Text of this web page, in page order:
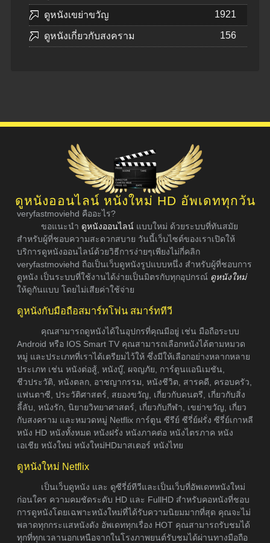
ดูหนังเขย่าขวัญ 1921
ดูหนังเกี่ยวกับสงคราม 156
ดูหนังออนไลน์ หนังใหม่ HD อัพเดททุกวัน
veryfastmoviehd คืออะไร?
ขอแนะนำ ดูหนังออนไลน์ แบบใหม่ ด้วยระบบที่ทันสมัย
สำหรับผู้ที่ชอบความสะดวกสบาย วันนี้เว็บไซต์ของเราเปิดให้
บริการดูหนังออนไลน์ด้วยวิธีการง่ายๆเพียงไม่กี่คลิก
veryfastmoviehd ถือเป็นเว็บดูหนังรูปแบบหนึ่ง สำหรับผู้ที่ชอบการ
ดูหนัง เป็นระบบที่ใช้งานได้ง่ายเป็นมิตรกับทุกอุปกรณ์ ดูหนังใหม่
ให้ดูกันแบบ โดยไม่เสียค่าใช้จ่าย
ดูหนังกับมือถือสมาร์ทโฟน สมาร์ททีวี
คุณสามารถดูหนังได้ในอุปกรที่คุณมีอยู่ เช่น มือถือระบบ
Android หรือ IOS Smart TV คุณสามารถเลือกหนังได้ตามหมวด
หมู่ และประเภทที่เราได้เตรียมไว้ให้ ซึ่งมีให้เลือกอย่างหลากหลาย
ประเภท เช่น หนังต่อสู้, หนังบู๊, ผจญภัย, การ์ตูนแอนิเมชัน,
ชีวประวัติ, หนังตลก, อาชญากรรม, หนังชีวิต, สารคดี, ครอบครัว,
แฟนตาซี, ประวัติศาสตร์, สยองขวัญ, เกี่ยวกับดนตรี, เกี่ยวกับสิ่ง
ลี้ลับ, หนังรัก, นิยายวิทยาศาสตร์, เกี่ยวกับกีฬา, เขย่าขวัญ, เกี่ยว
กับสงคราม และหมวดหมู่ Netflix การ์ตูน ซีรีย์ ซีรี่ย์ฝรั่ง ซีรี่ย์เกาหลี
หนัง HD หนังทั้งหมด หนังฝรั่ง หนังภาคต่อ หนังไตรภาค หนัง
เอเชีย หนังใหม่ หนังใหม่HDมาสเตอร์ หนังไทย
ดูหนังใหม่ Netflix
เป็นเว็บดูหนัง และ ดูซีรี่ย์ทีวีและเป็นเว็บที่อัพเดทหนังใหม่
ก่อนใคร ความคมชัดระดับ HD และ FullHD สำหรับคอหนังที่ชอบ
การดูหนังโดยเฉพาะหนังใหม่ที่ได้รับความนิยมมากที่สุด คุณจะไม่
พลาดทุกกระแสหนังดัง อัพเดททุกเรื่อง HOT คุณสามารถรับชมได้
ทุกที่ทุกเวลานอกเหนือจากในโรงภาพยนต์รับชมได้ผ่านทางมือถือ